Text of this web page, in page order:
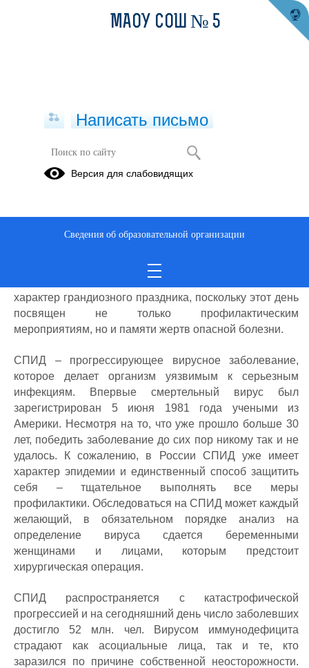
Профилактика СПИД/ВИЧ
Ежегодно 1 декабря празднуется Всемирный День
борьбы со СПИДом, принятый в 1988 г. Этот день не
ведет активную борьбу со смертельным синдромом,
это очень важная и серьезная дата. Событие не несет
характер грандиозного праздника, поскольку этот день
посвящен не только профилактическим
мероприятиям, но и памяти жертв опасной болезни.
СПИД – прогрессирующее вирусное заболевание,
которое делает организм уязвимым к серьезным
инфекциям. Впервые смертельный вирус был
зарегистрирован 5 июня 1981 года учеными из
Америки. Несмотря на то, что уже прошло больше 30
лет, победить заболевание до сих пор никому так и не
удалось. К сожалению, в России СПИД уже имеет
характер эпидемии и единственный способ защитить
себя – тщательное выполнять все меры
профилактики. Обследоваться на СПИД может каждый
желающий, в обязательном порядке анализ на
определение вируса сдается беременными
женщинами и лицами, которым предстоит
хирургическая операция.
СПИД распространяется с катастрофической
прогрессией и на сегодняшний день число заболевших
достигло 52 млн. чел. Вирусом иммунодефицита
страдают как асоциальные лица, так и те, кто
заразился по причине собственной неосторожности.
МАОУ СОШ № 5
Написать письмо
Версия для слабовидящих
Сведения об образовательной организации